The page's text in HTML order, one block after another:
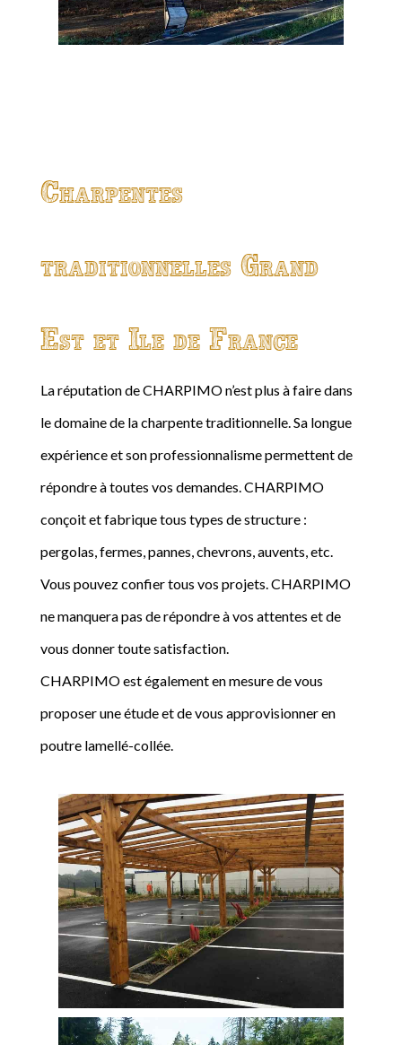
Charpentes
traditionnelles Grand
Est et Ile de France
La réputation de CHARPIMO n’est plus à faire dans
le domaine de la charpente traditionnelle. Sa longue
expérience et son professionnalisme permettent de
répondre à toutes vos demandes. CHARPIMO
conçoit et fabrique tous types de structure :
pergolas, fermes, pannes, chevrons, auvents, etc.
Vous pouvez confier tous vos projets. CHARPIMO
ne manquera pas de répondre à vos attentes et de
vous donner toute satisfaction.
CHARPIMO est également en mesure de vous
proposer une étude et de vous approvisionner en
poutre lamellé-collée.